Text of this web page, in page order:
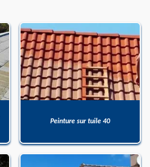
Peinture sur tuile 40